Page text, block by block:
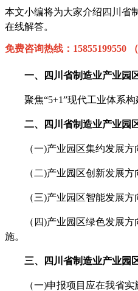
本文小编将为大家介绍 四川省
在线解答。
免费咨询热线： 15855199550
一、 四川省制造业产业园
聚焦“5+1”现代工业体系构
二、 四川省制造业产业园
（一)产业园区集约发展
（二)产业园区创新发展
（三)产业园区智能发展
（四)产业园区绿色发展
施。
三、 四川省制造业产业园
（一)申报项目应在我省